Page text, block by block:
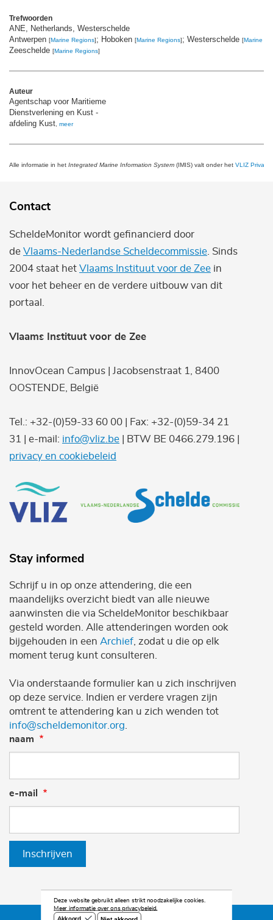
Trefwoorden
ANE, Netherlands, Westerschelde
Antwerpen [Marine Regions]; Hoboken [Marine Regions]; Westerschelde [Marine
Zeeschelde [Marine Regions]
Auteur
Agentschap voor Maritieme
Dienstverlening en Kust -
afdeling Kust meer
Alle informatie in het Integrated Marine Information System (IMIS) valt onder het VLIZ Privacy
Contact
ScheldeMonitor wordt gefinancierd door
de Vlaams-Nederlandse Scheldecommissie . Sinds
2004 staat het Vlaams Instituut voor de Zee in
voor het beheer en de verdere uitbouw van dit
portaal.
Vlaams Instituut voor de Zee
InnovOcean Campus | Jacobsenstraat 1, 8400
OOSTENDE, België
Tel.: +32-(0)59-33 60 00 | Fax: +32-(0)59-34 21
31 | e-mail: info@vliz.be | BTW BE 0466.279.196 |
privacy en cookiebeleid
Stay informed
Schrijf u in op onze attendering, die een
maandelijks overzicht biedt van alle nieuwe
aanwinsten die via ScheldeMonitor beschikbaar
gesteld worden. Alle attenderingen worden ook
bijgehouden in een Archief , zodat u die op elk
moment terug kunt consulteren.
Via onderstaande formulier kan u zich inschrijven
op deze service. Indien er verdere vragen zijn
omtrent te attendering kan u zich wenden tot
info@scheldemonitor.org
naam
e-mail
Inschrijven
Deze website gebruikt alleen strikt noodzakelijke cookies.
Meer informatie over ons privacybeleid.